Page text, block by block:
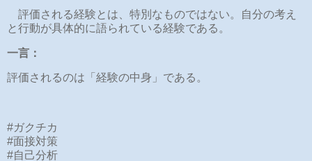
評価される経験とは、特別なものではない。自分の考え
と行動が具体的に語られている経験である。
一言：
評価されるのは「経験の中身」である。
#ガクチカ
#面接対策
#自己分析